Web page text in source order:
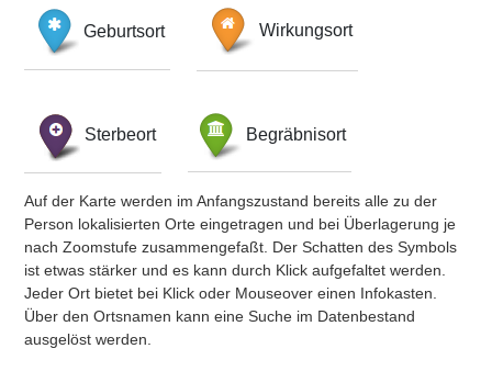
Geburtsort Wirkungsort
Sterbeort Begräbnisort
Auf der Karte werden im Anfangszustand bereits alle zu der
Person lokalisierten Orte eingetragen und bei Überlagerung je
nach Zoomstufe zusammengefaßt. Der Schatten des Symbols
ist etwas stärker und es kann durch Klick aufgefaltet werden.
Jeder Ort bietet bei Klick oder Mouseover einen Infokasten.
Über den Ortsnamen kann eine Suche im Datenbestand
ausgelöst werden.